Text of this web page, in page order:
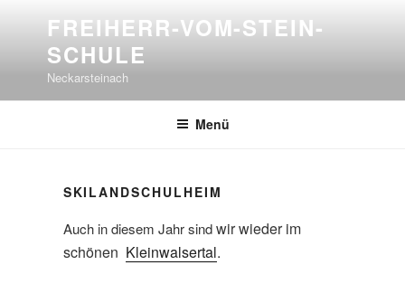
springen
FREIHERR-VOM-STEIN-
SCHULE
Neckarsteinach
Menü
SKILANDSCHULHEIM
Auch in diesem Jahr sindwir wieder im
schönen Kleinwalsertal.